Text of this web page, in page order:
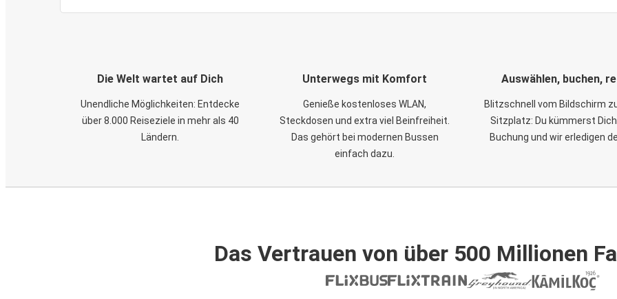
Die Welt wartet auf Dich
Unendliche Möglichkeiten: Entdecke
über 8.000 Reiseziele in mehr als 40
Ländern.
Unterwegs mit Komfort
Genieße kostenloses WLAN,
Steckdosen und extra viel Beinfreiheit.
Das gehört bei modernen Bussen
einfach dazu.
Auswählen, buchen,
Blitzschnell vom Bildschirm
Sitzplatz: Du kümmerst
Buchung und wir erledigen
Das Vertrauen von über 500 Millionen